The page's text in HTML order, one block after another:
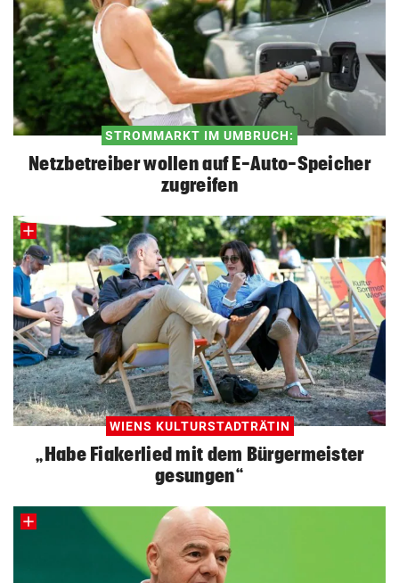
STROMMARKT IM UMBRUCH:
Netzbetreiber wollen auf E-Auto-Speicher
zugreifen
WIENS KULTURSTADTRÄTIN
„Habe Fiakerlied mit dem Bürgermeister
gesungen“